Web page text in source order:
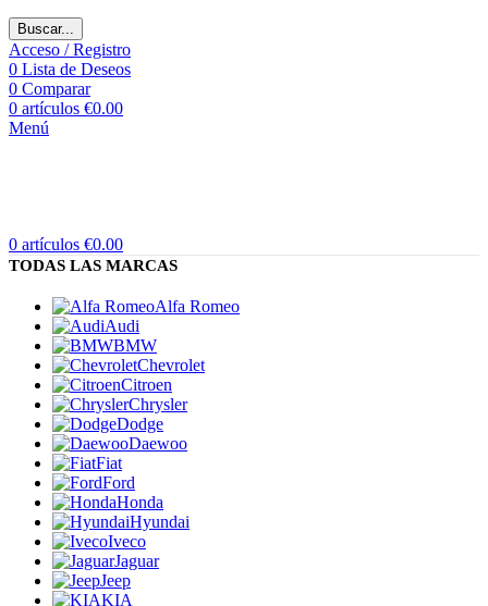
Buscar...
Acceso / Registro
0 Lista de Deseos
0 Comparar
0 artículos €0.00
Menú
0 artículos €0.00
TODAS LAS MARCAS
Alfa Romeo
Audi
BMW
Chevrolet
Citroen
Chrysler
Dodge
Daewoo
Fiat
Ford
Honda
Hyundai
Iveco
Jaguar
Jeep
KIA